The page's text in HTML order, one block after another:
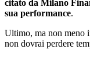
citato da Milano
sua performance.
Ultimo, ma non meno
non dovrai perdere